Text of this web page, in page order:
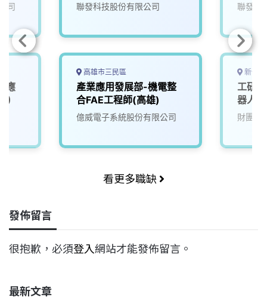
司
應
聯發科技股份有限公司
高雄市三民區
產業應用發展部-機電整
合FAE工程師(高雄)
億威電子系統股份有限公司
聯發科
新竹
工研
器人
財團法
看更多職缺
發佈留言
很抱歉，必須登入網站才能發佈留言。
最新文章